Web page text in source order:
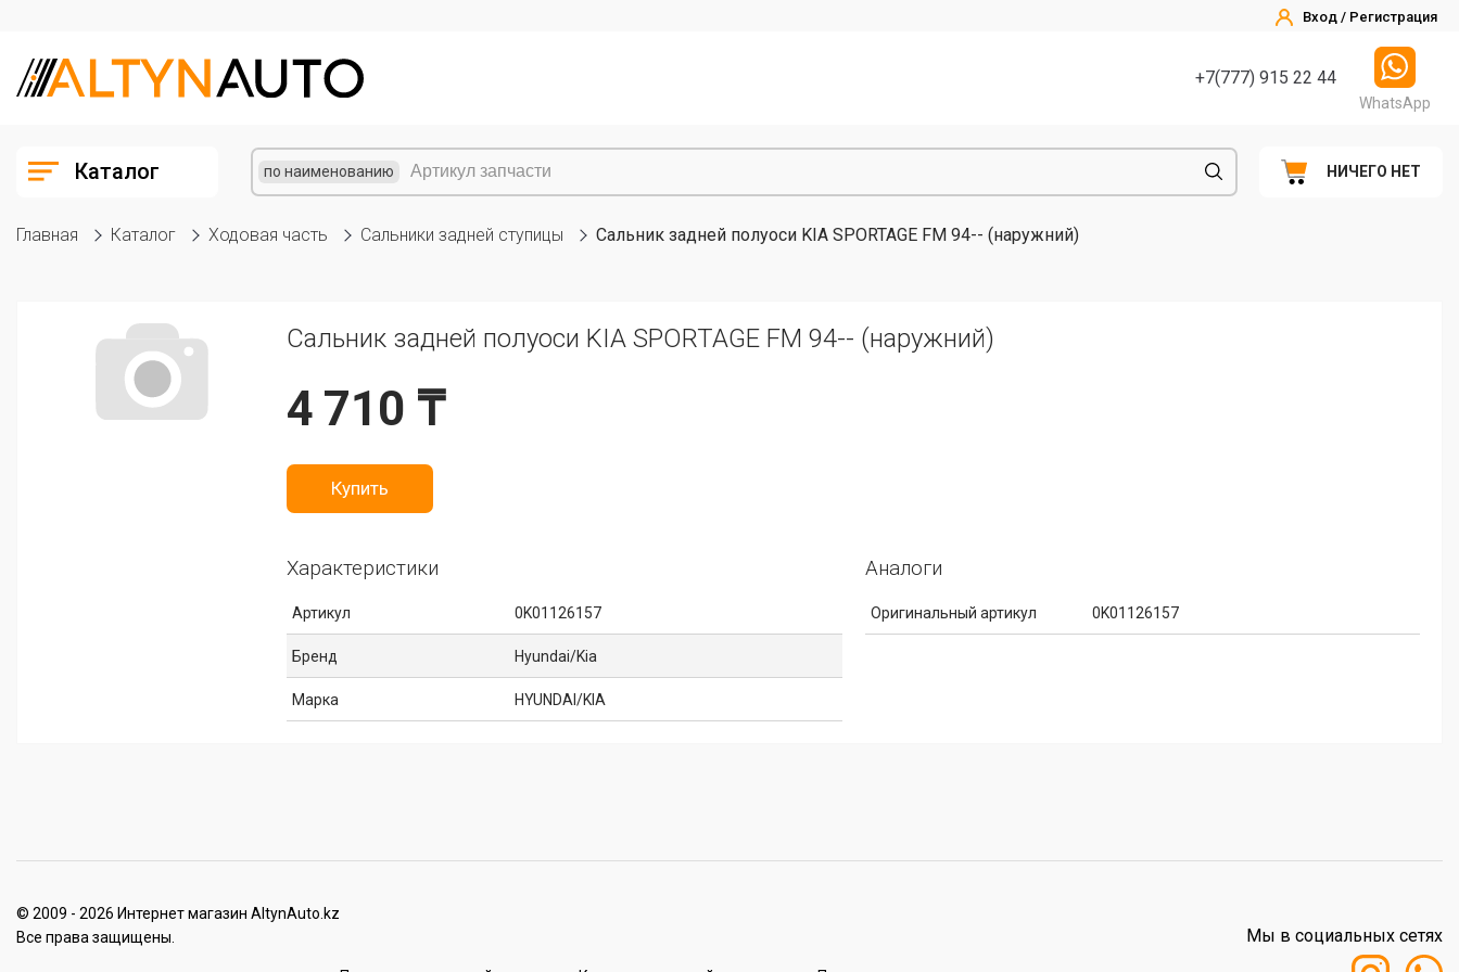
Вход / Регистрация
+7(777) 915 22 44
WhatsApp
Каталог по наименованию НИЧЕГО НЕТ
Главная Каталог Ходовая часть Сальники задней ступицы Сальник задней полуоси KIA SPORTAGE FM 94-- (наружний)
Сальник задней полуоси KIA SPORTAGE FM 94-- (наружний)
4 710 ₸
Купить
Характеристики
Артикул 0K01126157
Бренд Hyundai/Kia
Марка HYUNDAI/KIA
Аналоги
Оригинальный артикул 0K01126157
© 2009 - 2026 Интернет магазин AltynAuto.kz
Все права защищены.
Мы в социальных сетях